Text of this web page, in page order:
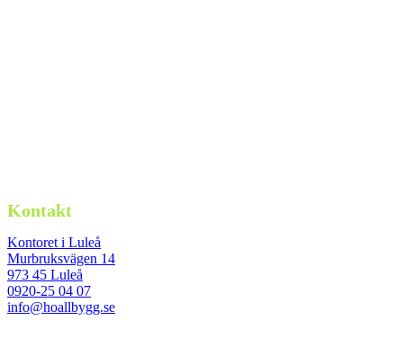
Kontakt
Kontoret i Luleå
Murbruksvägen 14
973 45 Luleå
0920-25 04 07
info@hoallbygg.se